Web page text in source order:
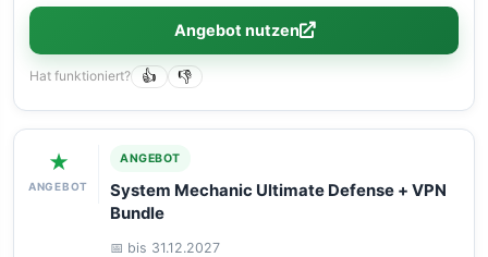
Angebot nutzen
Hat funktioniert? 👍 👎
★
ANGEBOT
ANGEBOT
System Mechanic Ultimate Defense + VPN
Bundle
📅 bis 31.12.2027